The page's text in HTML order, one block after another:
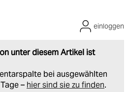
unter diesem Artikel ist
bei ausgewählten
– hier sind sie zu finden.
einloggen